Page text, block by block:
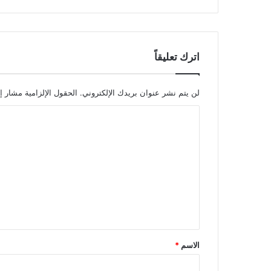
اترك تعليقاً
لن يتم نشر عنوان بريدك الإلكتروني. الحقول الإلزامية مشار
*
الاسم *